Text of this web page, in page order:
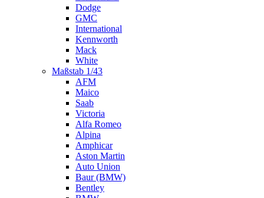
Dodge
GMC
International
Kennworth
Mack
White
Maßstab 1/43
AFM
Maico
Saab
Victoria
Alfa Romeo
Alpina
Amphicar
Aston Martin
Auto Union
Baur (BMW)
Bentley